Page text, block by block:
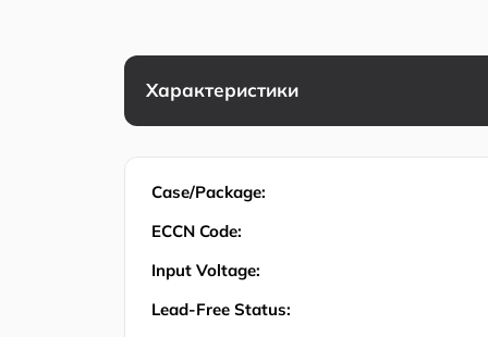
Характеристики
Case/Package:
ECCN Code:
Input Voltage:
Lead-Free Status: